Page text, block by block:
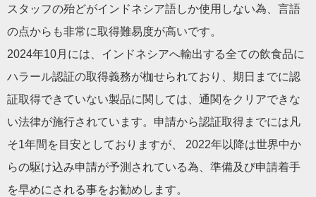
スタッフの殆どがインドネシア語しか使用しない為、言語
の点からも非常に取得難易度が高いです。
2024年10月には、インドネシアへ輸出する全ての飲食品に
ハラール認証の取得義務が枷せられており、期日までに認
証取得できていない製品に関しては、通関をクリアできな
い法律が施行されています。申請から認証取得までには凡
そ1年間を目安としておりますが、 2022年以降は世界中か
らの駆け込み申請が予測されている為、準備及び申請着手
を早めにされる事をお勧めします。